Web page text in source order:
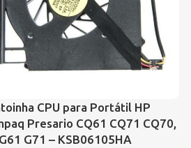
CPU para Portátil HP
Presario CQ61 CQ71 CQ70,
G71 – KSB06105HA